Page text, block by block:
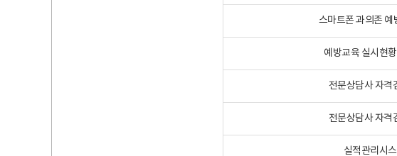
스마트폰 과의존 예
예방교육 실시현
전문상담사 자격
전문상담사 자격
실적관리시